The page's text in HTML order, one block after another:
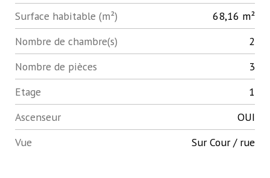
Surface habitable (m²)
68,16 m²
Nombre de chambre(s)
2
Nombre de pièces
3
Etage
1
Ascenseur
OUI
Vue
Sur Cour / rue